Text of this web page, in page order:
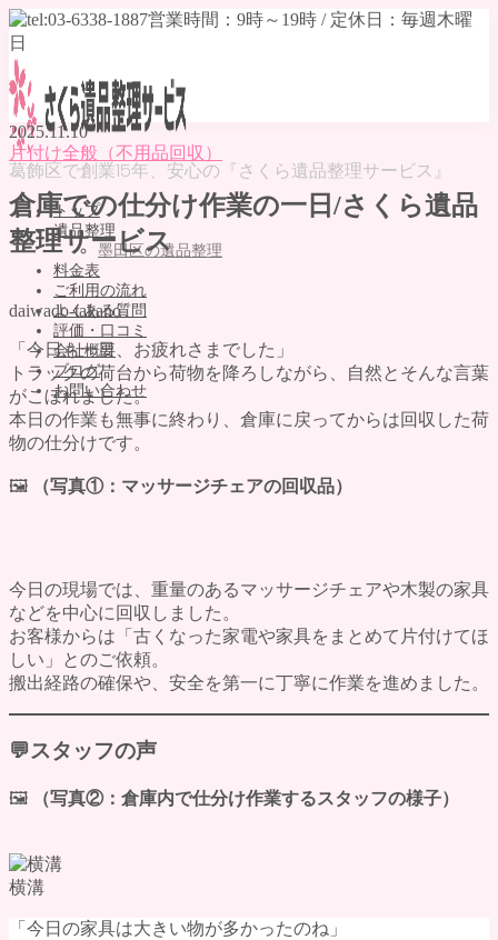
葛飾区で創業15年、安心の『さくら遺品整理サービス』
トップ
遺品整理
墨田区の遺品整理
料金表
ご利用の流れ
よくある質問
評価・口コミ
会社概要
ブログ
お問い合わせ
MENU
遺品整理
よくある質問
評価・口コミ
会社概要
ブログ
お問い合わせ
2025.11.10
片付け全般（不用品回収）
倉庫での仕分け作業の一日/さくら遺品
整理サービス
daiwado-takano
「今日も一日、お疲れさまでした」
トラックの荷台から荷物を降ろしながら、自然とそんな言葉
がこぼれました。
本日の作業も無事に終わり、倉庫に戻ってからは回収した荷
物の仕分けです。
🖼 （写真①：マッサージチェアの回収品）
今日の現場では、重量のあるマッサージチェアや木製の家具
などを中心に回収しました。
お客様からは「古くなった家電や家具をまとめて片付けてほ
しい」とのご依頼。
搬出経路の確保や、安全を第一に丁寧に作業を進めました。
💬スタッフの声
🖼 （写真②：倉庫内で仕分け作業するスタッフの様子）
横溝
「今日の家具は大きい物が多かったのね」